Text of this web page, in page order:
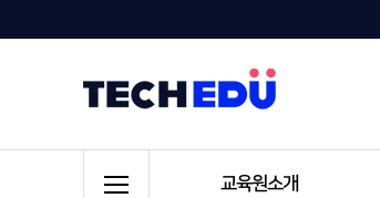
교육원소개